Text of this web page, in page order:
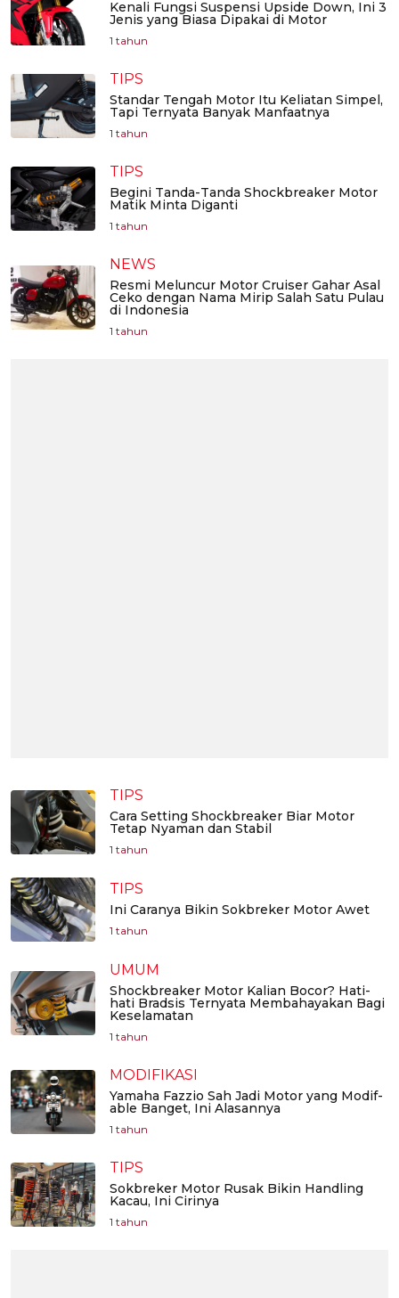
Kenali Fungsi Suspensi Upside Down, Ini 3
Jenis yang Biasa Dipakai di Motor
1 tahun
TIPS
Standar Tengah Motor Itu Keliatan Simpel,
Tapi Ternyata Banyak Manfaatnya
1 tahun
TIPS
Begini Tanda-Tanda Shockbreaker Motor
Matik Minta Diganti
1 tahun
NEWS
Resmi Meluncur Motor Cruiser Gahar Asal
Ceko dengan Nama Mirip Salah Satu Pulau
di Indonesia
1 tahun
TIPS
Cara Setting Shockbreaker Biar Motor
Tetap Nyaman dan Stabil
1 tahun
TIPS
Ini Caranya Bikin Sokbreker Motor Awet
1 tahun
UMUM
Shockbreaker Motor Kalian Bocor? Hati-
hati Bradsis Ternyata Membahayakan Bagi
Keselamatan
1 tahun
MODIFIKASI
Yamaha Fazzio Sah Jadi Motor yang Modif-
able Banget, Ini Alasannya
1 tahun
TIPS
Sokbreker Motor Rusak Bikin Handling
Kacau, Ini Cirinya
1 tahun